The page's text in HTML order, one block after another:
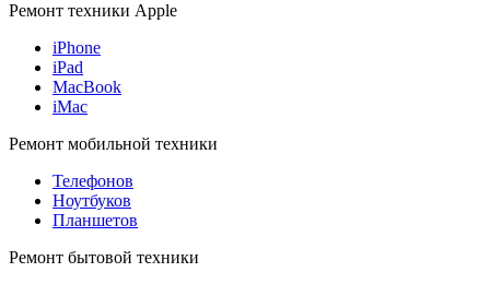
Ремонт техники Apple
iPhone
iPad
MacBook
iMac
Ремонт мобильной техники
Телефонов
Ноутбуков
Планшетов
Ремонт бытовой техники